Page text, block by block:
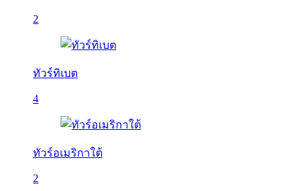
2
ทัวร์ทิเบต
4
ทัวร์อเมริกาใต้
2